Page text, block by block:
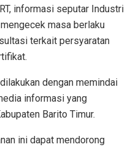
informasi seputar Industri
mengecek masa berlaku
terkait persyaratan
dengan memindai
informasi yang
Barito Timur.
ini dapat mendorong